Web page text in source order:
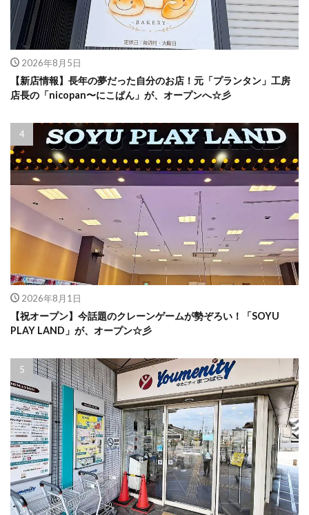
2026年8月5日
【新店情報】長年の夢だった自分のお店！元「プランタン」工房
店長の「nicopan〜にこぱん」が、オープンへ☆彡
2026年8月1日
【祝オープン】今話題のクレーンゲームが勢ぞろい！「SOYU
PLAY LAND」が、オープン☆彡